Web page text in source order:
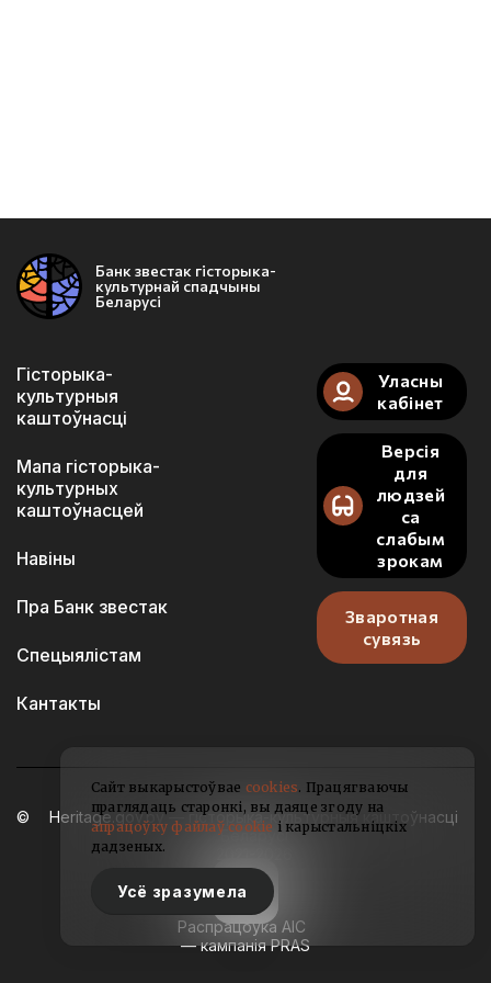
Банк звестак гісторыка-
культурнай спадчыны
Беларусі
Гісторыка-
культурныя
каштоўнасці
Мапа гісторыка-
культурных
каштоўнасцей
Навіны
Пра Банк звестак
Спецыялістам
Кантакты
Уласны
кабінет
Версія
для
людзей
са
слабым
зрокам
Зваротная
сувязь
Heritage.gov.by — гісторыка-культурныя каштоўнасці
Беларусі
Распрацоўка АІС
— кампанія PRAS
Сайт выкарыстоўвае cookies. Працягваючы
праглядаць старонкі, вы даяце згоду на
апрацоўку файлаў cookie і карыстальніцкіх
дадзеных.
Усё зразумела